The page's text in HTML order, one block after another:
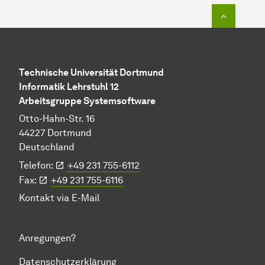
Technische Uni­ver­si­tät Dort­mund
In­for­ma­tik Lehrstuhl 12
Arbeitsgruppe Systemsoftware
Otto-Hahn-Str. 16
44227 Dort­mund
Deutschland
Telefon:
+49 231 755-6112
Fax:
+49 231 755-6116
Kontakt via E-Mail
Anregungen?
Datenschutzerklärung